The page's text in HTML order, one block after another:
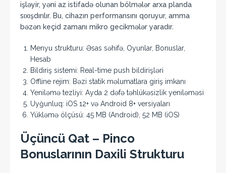
işləyir, yəni az istifadə olunan bölmələr arxa planda
sıxışdırılır. Bu, cihazın performansını qoruyur, amma
bəzən keçid zamanı mikro gecikmələr yaradır.
Menyu strukturu: Əsas səhifə, Oyunlar, Bonuslar,
Hesab
Bildiriş sistemi: Real-time push bildirişləri
Offline rejim: Bəzi statik məlumatlara giriş imkanı
Yeniləmə tezliyi: Ayda 2 dəfə təhlükəsizlik yeniləməsi
Uyğunluq: iOS 12+ və Android 8+ versiyaları
Yükləmə ölçüsü: 45 MB (Android), 52 MB (iOS)
Üçüncü Qat – Pinco
Bonuslarının Daxili Strukturu